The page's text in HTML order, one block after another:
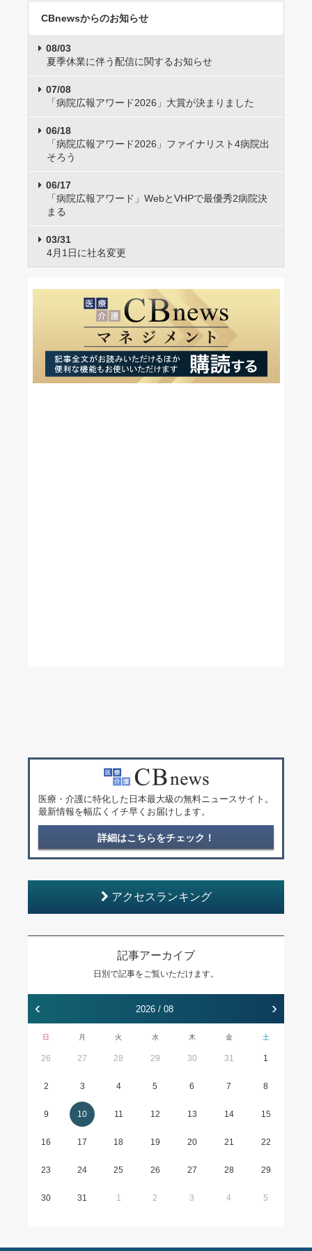
CBnewsからのお知らせ
08/03
夏季休業に伴う配信に関するお知らせ
07/08
「病院広報アワード2026」大賞が決まりました
06/18
「病院広報アワード2026」ファイナリスト4病院出
そろう
06/17
「病院広報アワード」WebとVHPで最優秀2病院決
まる
03/31
4月1日に社名変更
医療・介護に特化した日本最大級の無料ニュースサイト。
最新情報を幅広くイチ早くお届けします。
詳細はこちらをチェック！
アクセスランキング
記事アーカイブ
日別で記事をご覧いただけます。
‹ 2026 / 08 ›
日 月 火 水 木 金 土
26 27 28 29 30 31 1
2 3 4 5 6 7 8
9 10 11 12 13 14 15
16 17 18 19 20 21 22
23 24 25 26 27 28 29
30 31 1 2 3 4 5